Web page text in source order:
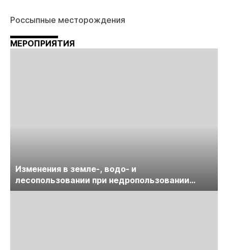
Россыпные месторождения
МЕРОПРИЯТИЯ
Изменения в земле-, водо- и
лесопользовании при недропользовании
обсудят на семинаре «ПравоТЭК»